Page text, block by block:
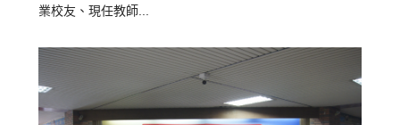
業校友、現任教師...